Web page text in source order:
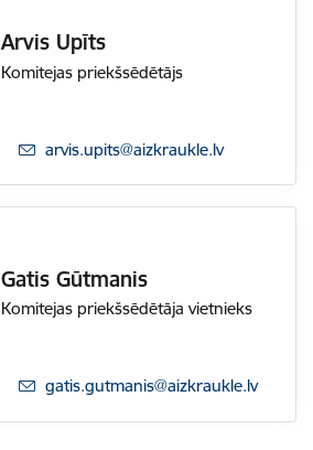
Arvis Upīts
Komitejas priekšsēdētājs
E-pasts:
arvis.upits@aizkraukle.lv
Gatis Gūtmanis
Komitejas priekšsēdētāja vietnieks
E-pasts:
gatis.gutmanis@aizkraukle.lv